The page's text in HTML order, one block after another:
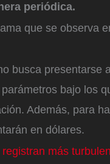
periódica.
que se observa
busca presentarse
bajo los
Además, para
en dólares.
registran más